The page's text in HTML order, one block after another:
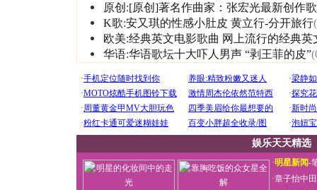
原创:[原创]著名作曲家：张宏光最新创作歌
K歌:安又琪的性感小肚皮 黄立行-分开旅行
欧美:经典英文电影歌曲 网上流行的经典英
华语:华语歌坛十大吓人男声 “剥王菲的皮”
娱乐天天精选
·明星新闻-
·章子怡中